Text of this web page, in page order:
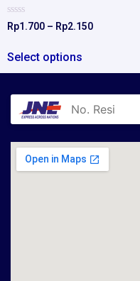
Rated
0
of
5
Rp1.700 – Rp2.150
Select options